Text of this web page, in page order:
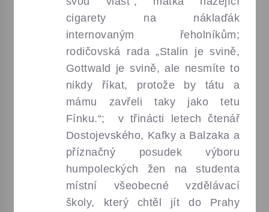
cigarety na náklaďák
internovaným řeholníkům;
rodičovská rada „Stalin je svině,
Gottwald je svině, ale nesmíte to
nikdy říkat, protože by tátu a
mámu zavřeli taky jako tetu
Fínku.“; v třinácti letech čtenář
Dostojevského, Kafky a Balzaka a
příznačný posudek výboru
humpoleckých žen na studenta
místní všeobecné vzdělávací
školy, který chtěl jít do Prahy